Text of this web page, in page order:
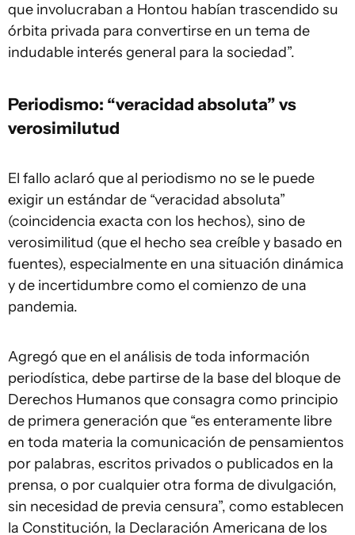
que involucraban a Hontou habían trascendido su
órbita privada para convertirse en un tema de
indudable interés general para la sociedad”.
Periodismo: “veracidad absoluta” vs
verosimilutud
El fallo aclaró que al periodismo no se le puede
exigir un estándar de “veracidad absoluta”
(coincidencia exacta con los hechos), sino de
verosimilitud (que el hecho sea creíble y basado en
fuentes), especialmente en una situación dinámica
y de incertidumbre como el comienzo de una
pandemia.
Agregó que en el análisis de toda información
periodística, debe partirse de la base del bloque de
Derechos Humanos que consagra como principio
de primera generación que “es enteramente libre
en toda materia la comunicación de pensamientos
por palabras, escritos privados o publicados en la
prensa, o por cualquier otra forma de divulgación,
sin necesidad de previa censura”, como establecen
la Constitución, la Declaración Americana de los